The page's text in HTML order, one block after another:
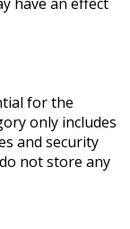
for the
only includes
and security
not store any